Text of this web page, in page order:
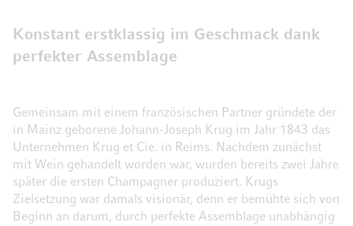
Konstant erstklassig im Geschmack dank
perfekter Assemblage
Gemeinsam mit einem französischen Partner gründete der
in Mainz geborene Johann-Joseph Krug im Jahr 1843 das
Unternehmen Krug et Cie. in Reims. Nachdem zunächst
mit Wein gehandelt worden war, wurden bereits zwei Jahre
später die ersten Champagner produziert. Krugs
Zielsetzung war damals visionär, denn er bemühte sich von
Beginn an darum, durch perfekte Assemblage unabhängig